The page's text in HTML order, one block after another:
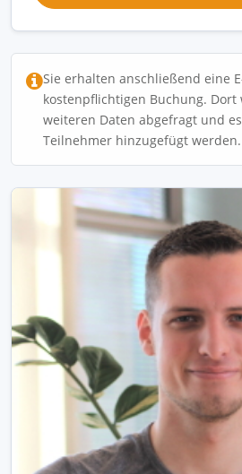
Sie erhalten anschließend eine
kostenpflichtigen Buchung. Dort
weiteren Daten abgefragt und
Teilnehmer hinzugefügt